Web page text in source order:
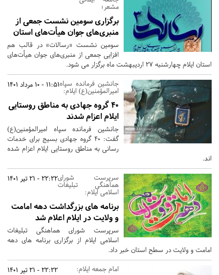
مشعر؛
برگزاری سومین نشست جمعی‌ از
منبری‌های جوان هیأت‌های استان
سومین نشست «رسالات» در قالب هم
افزایی جمعی‌ از منبری‌های جوان هیأت‌های
استان ایلام چهارشنبه 27 اردیبهشت ماه برگزار می شود.
11:51 - 10 مرداد 1401جانشین فرمانده سپاه
امیرالمؤمنین(ع) ایلام:
۴۰ گروه جهادی به مناطق روستایی
ایلام اعزام شدند
جانشین فرمانده سپاه امیرالمؤمنین(ع)
گفت: ۴۰ گروه جهادی بسیج برای خدمات
رسانی به مناطق روستایی ایلام اعزام شده
اند.
22:22 - 21 تیر 1401سرپرست شورای
هماهنگی تبلیغات
اسلامی ایلام:
برنامه های بزرگداشت دهه امامت
و ولایت در ایلام اعلام شد
سرپرست شورای هماهنگی تبلیغات
اسلامی ایلام از برگزاری برنامه های دهه
امامت و ولایت در سطح استان خبر داد.
22:22 - 21 تیر 1401 امام جمعه ایلام: